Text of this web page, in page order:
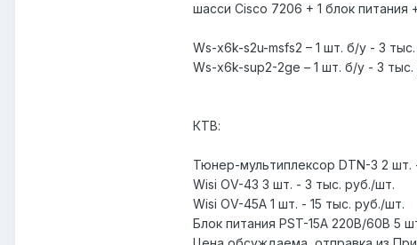
шасси Cisco 7206 + 1 блок питания
Ws-x6k-s2u-msfs2 – 1 шт. б/у - 3
Ws-x6k-sup2-2ge – 1 шт. б/у - 3
КТВ:
Тюнер-мультиплексор DTN-3 2 шт.
Wisi OV-43 3 шт. - 3 тыс. руб./шт.
Wisi OV-45A 1 шт. - 15 тыс. руб./шт.
Блок питания PST-15А 220В/60В 5